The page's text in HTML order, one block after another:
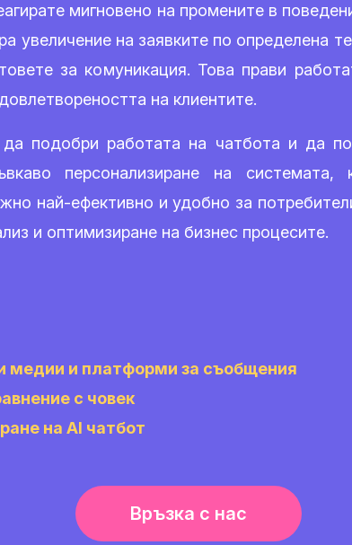
мигновено на промените в
увеличение на заявките по определена
за комуникация. Това прави
на клиентите.
подобри работата на чатбота и да
персонализиране на
най-ефективно и удобно за
и оптимизиране на бизнес процесите.
медии и платформи за съобщения
с човек
на AI чатбот
Връзка с нас